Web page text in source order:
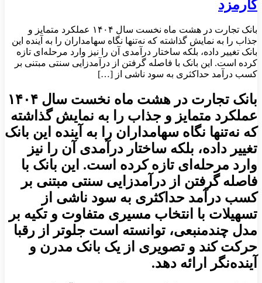
کارمزد
بانک تجارت در هشت ماه نخست سال ۱۴۰۴ عملکرد متمایز و
جذاب را به نمایش گذاشته که نه‌تنها نگاه سهامداران را به آینده این
بانک تغییر داده، بلکه ساختار درآمدی آن را نیز وارد مرحله‌ای تازه
کرده است. این بانک با فاصله گرفتن از درآمدزایی سنتی مبتنی بر
کسب درآمد حداکثری به سود ناشی از […]
بانک تجارت در هشت ماه نخست سال ۱۴۰۴
عملکرد متمایز و جذاب را به نمایش گذاشته
که نه‌تنها نگاه سهامداران را به آینده این بانک
تغییر داده، بلکه ساختار درآمدی آن را نیز
وارد مرحله‌ای تازه کرده است. این بانک با
فاصله گرفتن از درآمدزایی سنتی مبتنی بر
کسب درآمد حداکثری به سود ناشی از
تسهیلات با انتخاب مسیری متفاوت و تکیه بر
مدل چندمنبعی، توانسته است جلوتر از رقبا
حرکت کند و تصویری از یک بانک مدرن و
آینده‌نگر ارائه دهد.